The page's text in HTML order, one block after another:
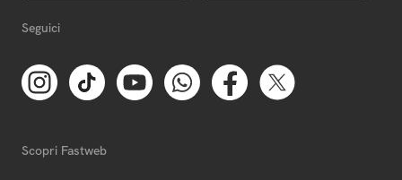
Seguici
Scopri Fastweb